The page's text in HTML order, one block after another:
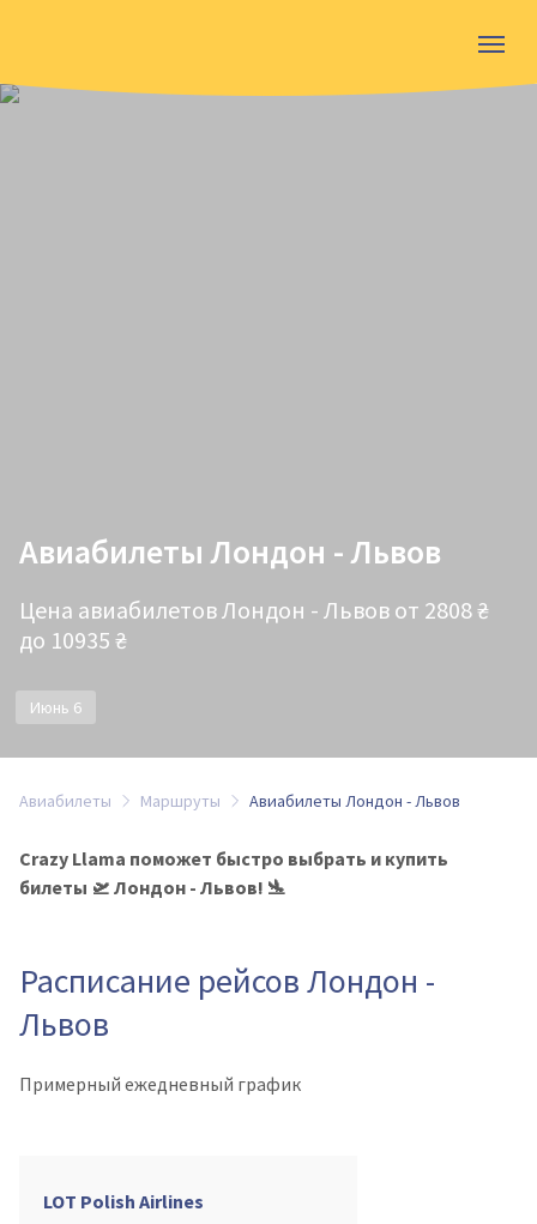
Авиабилеты Лондон - Львов
Цена авиабилетов Лондон - Львов от 2808 ₴
до 10935 ₴
Июнь 6
Авиабилеты Маршруты Авиабилеты Лондон - Львов
Crazy Llama поможет быстро выбрать и купить
билеты 🛫 Лондон - Львов! 🛬
Расписание рейсов Лондон -
Львов
Примерный ежедневный график
LOT Polish Airlines